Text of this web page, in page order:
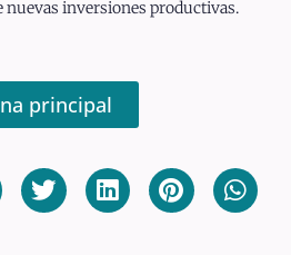
nuevas inversiones productivas.
principal